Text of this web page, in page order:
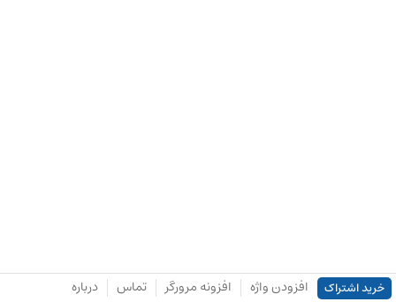
خرید اشتراک افزودن واژه افزونه مرورگر تماس درباره